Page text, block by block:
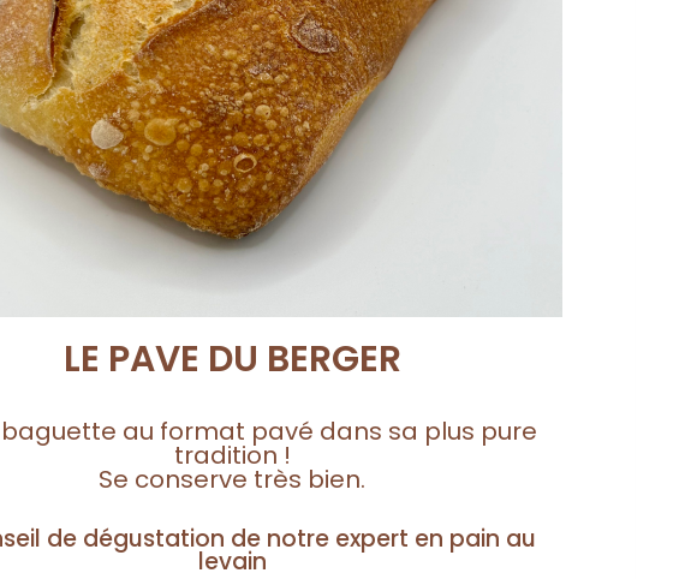
LE PAVE DU BERGER
au format pavé dans sa plus pure
tradition !
Se conserve très bien.
de dégustation de notre expert en pain au
levain